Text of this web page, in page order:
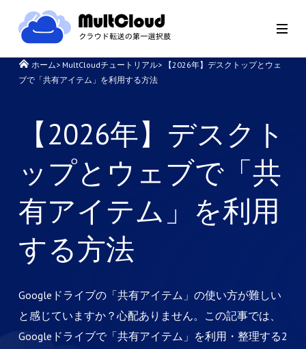
ホーム> MultCloudチュートリアル>
【2026年】デスクトップとウェ
ブで「共有アイテム」を利用する方法
【2026年】デスクト
ップとウェブで「共
有アイテム」を利用
する方法
Googleドライブの「共有アイテム」の使い方が難しい
と感じていますか？心配ありません。この記事では、
Googleドライブで「共有アイテム」を利用・整理する2